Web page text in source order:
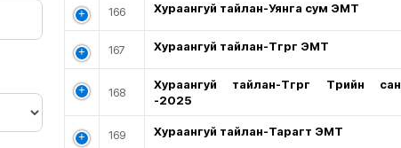
166 Хураангуй тайлан-Уянга сум ЭМТ
167 Хураангуй тайлан-Төгрөг ЭМТ
168
Хураангуй тайлан-Төгрөг Төрийн сан
-2025
169 Хураангуй тайлан-Тарагт ЭМТ